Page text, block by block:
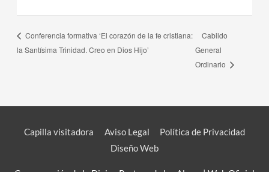
Conferencia formativa ‘El corazón de la fe cristiana:
la Santísima Trinidad. Creo en Dios Hijo’
Cabildo
General
Ordinario
Capilla visitadora Aviso Legal
Política de Privacidad
Diseño Web